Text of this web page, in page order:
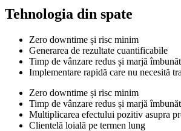
Tehnologia din spate
Zero downtime și risc minim
Generarea de rezultate cuantificabile
Timp de vânzare redus și marjă
Implementare rapidă care nu necesită
Zero downtime și risc minim
Timp de vânzare redus și marjă
Multiplicarea efectului pozitiv asupra
Clientelă loială pe termen lung